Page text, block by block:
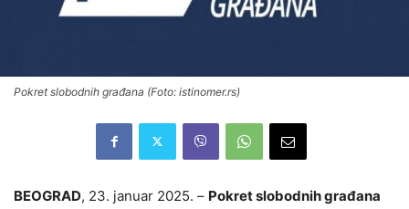
Pokret slobodnih građana (Foto: istinomer.rs)
BEOGRAD, 23. januar 2025. – Pokret slobodnih građana